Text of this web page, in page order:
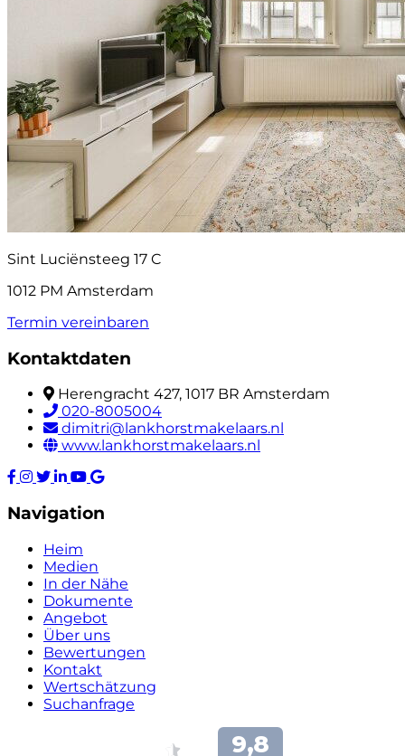
Sint Luciënsteeg 17 C
1012 PM Amsterdam
Termin vereinbaren
Kontaktdaten
Herengracht 427, 1017 BR Amsterdam
020-8005004
dimitri@lankhorstmakelaars.nl
www.lankhorstmakelaars.nl
Navigation
Heim
Medien
In der Nähe
Dokumente
Angebot
Über uns
Bewertungen
Kontakt
Wertschätzung
Suchanfrage